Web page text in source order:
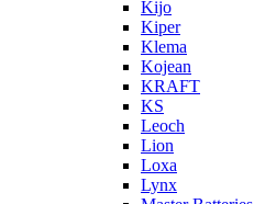
Kijo
Kiper
Klema
Kojean
KRAFT
KS
Leoch
Lion
Loxa
Lynx